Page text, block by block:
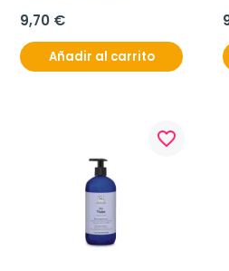
9,70 €
Añadir al carrito
favorite_border